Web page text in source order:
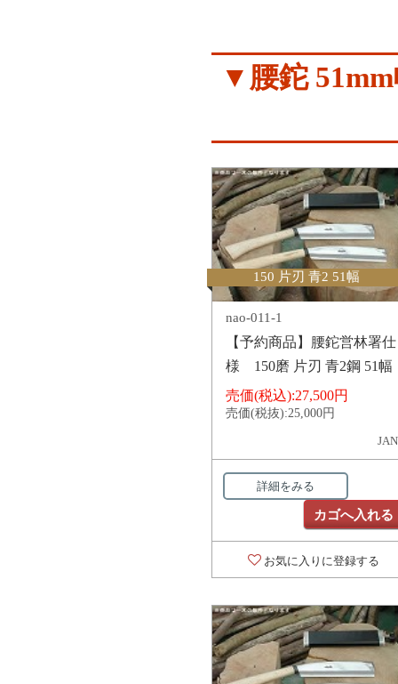
▼腰鉈
150 片刃 青2 51幅
nao-011-1
【予約商品】腰鉈営林署仕
様 150磨 片刃 青2鋼 51幅
売価(税込):27,500円
売価(税抜):25,000円
詳細をみる
カゴへ入れる
お気に入りに登録する